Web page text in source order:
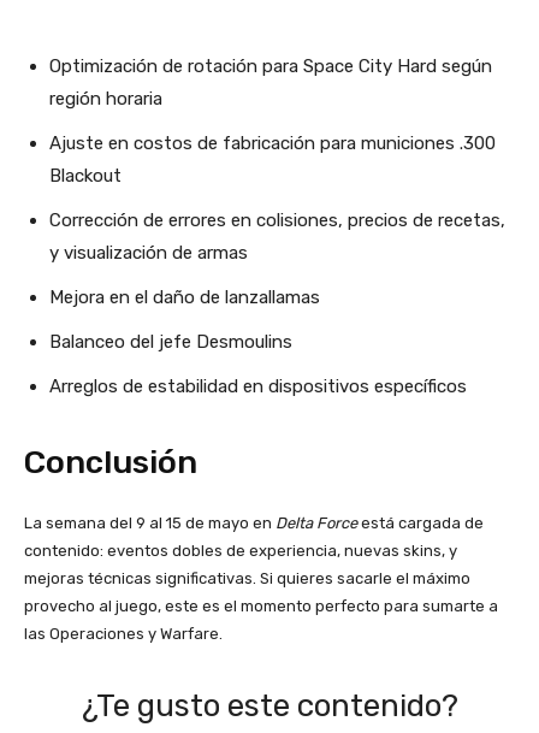
Optimización de rotación para Space City Hard según
región horaria
Ajuste en costos de fabricación para municiones .300
Blackout
Corrección de errores en colisiones, precios de recetas,
y visualización de armas
Mejora en el daño de lanzallamas
Balanceo del jefe Desmoulins
Arreglos de estabilidad en dispositivos específicos
Conclusión
La semana del 9 al 15 de mayo en Delta Forceestá cargada de
contenido: eventos dobles de experiencia, nuevas skins, y
mejoras técnicas significativas. Si quieres sacarle el máximo
provecho al juego, este es el momento perfecto para sumarte a
las Operaciones y Warfare.
¿Te gusto este contenido?